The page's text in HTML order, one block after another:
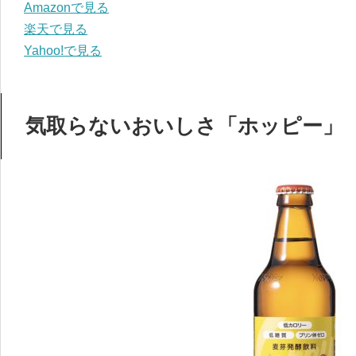
Amazonで見る
楽天で見る
Yahoo!で見る
気取らないおいしさ「ホッピー」